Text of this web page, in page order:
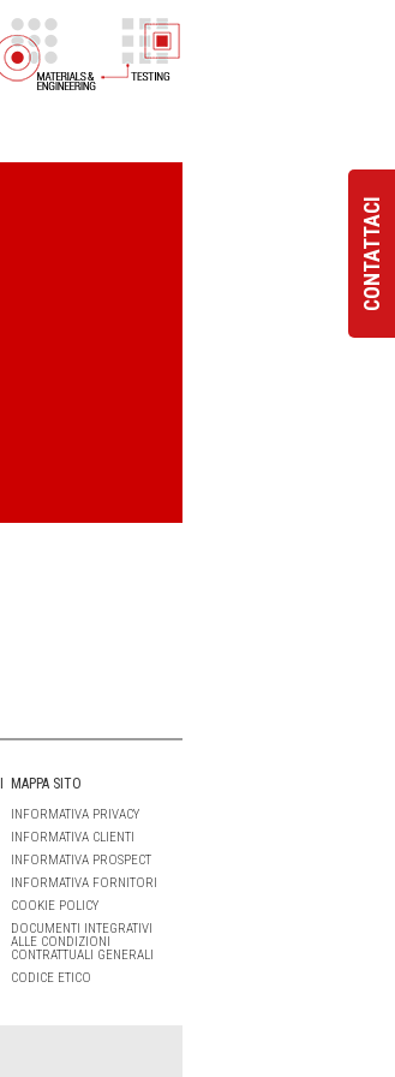
CONTATTACI
MAPPA SITO
INFORMATIVA PRIVACY
INFORMATIVA CLIENTI
INFORMATIVA PROSPECT
INFORMATIVA FORNITORI
COOKIE POLICY
DOCUMENTI INTEGRATIVI
ALLE CONDIZIONI
CONTRATTUALI GENERALI
CODICE ETICO